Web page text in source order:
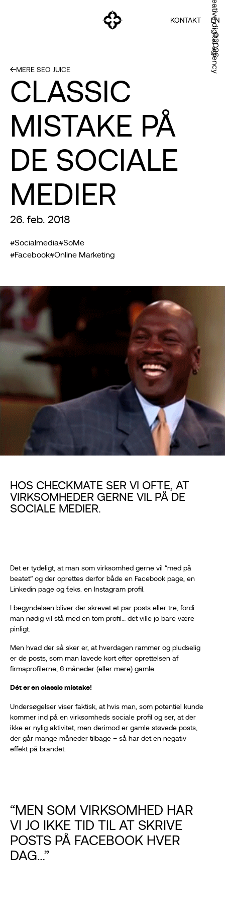
KONTAKT EN
Creative digital agency
©2026
MERE SEO JUICE
CLASSIC
MISTAKE PÅ
DE SOCIALE
MEDIER
26. feb. 2018
#Facebook#Online Marketing
#Socialmedia#SoMe
HOS CHECKMATE SER VI OFTE, AT
VIRKSOMHEDER GERNE VIL PÅ DE
SOCIALE MEDIER.
Det er tydeligt, at man som virksomhed gerne vil “med på
beatet” og der oprettes derfor både en Facebook page, en
Linkedin page og f.eks. en Instagram profil.
I begyndelsen bliver der skrevet et par posts eller tre, fordi
man nødig vil stå med en tom profil… det ville jo bare være
pinligt.
Men hvad der så sker er, at hverdagen rammer og pludselig
er de posts, som man lavede kort efter oprettelsen af
firmaprofilerne, 6 måneder (eller mere) gamle.
Dét er en classic mistake!
Undersøgelser viser faktisk, at hvis man, som potentiel kunde
kommer ind på en virksomheds sociale profil og ser, at der
ikke er nylig aktivitet, men derimod er gamle støvede posts,
der går mange måneder tilbage – så har det en negativ
effekt på brandet.
“MEN SOM VIRKSOMHED HAR
VI JO IKKE TID TIL AT SKRIVE
POSTS PÅ FACEBOOK HVER
DAG…”